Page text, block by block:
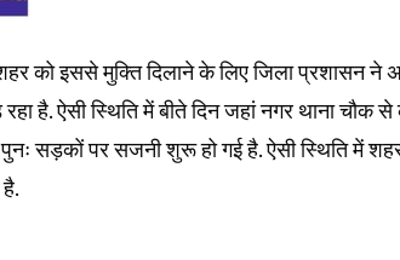
इससे मुक्ति दिलाने के लिए जिला प्रशासन ने
है. ऐसी स्थिति में बीते दिन जहां नगर थाना
पुनः सड़कों पर सजनी शुरू हो गई है. ऐसी स्थिति में